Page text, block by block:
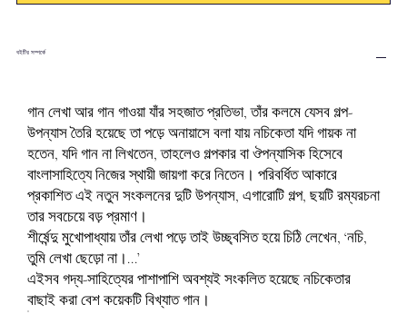
বইটির সম্পর্কে
গান লেখা আর গান গাওয়া যাঁর সহজাত প্রতিভা, তাঁর কলমে যেসব গল্প-
উপন্যাস তৈরি হয়েছে তা পড়ে অনায়াসে বলা যায় নচিকেতা যদি গায়ক না
হতেন, যদি গান না লিখতেন, তাহলেও গল্পকার বা ঔপন্যাসিক হিসেবে
বাংলাসাহিত্যে নিজের স্থায়ী জায়গা করে নিতেন। পরিবর্ধিত আকারে
প্রকাশিত এই নতুন সংকলনের দুটি উপন্যাস, এগারোটি গল্প, ছয়টি রম্যরচনা
তার সবচেয়ে বড় প্রমাণ।
শীর্ষেন্দু মুখোপাধ্যায় তাঁর লেখা পড়ে তাই উচ্ছ্বসিত হয়ে চিঠি লেখেন, ‘নচি,
তুমি লেখা ছেড়ো না।...’
এইসব গদ্য-সাহিত্যের পাশাপাশি অবশ্যই সংকলিত হয়েছে নচিকেতার
বাছাই করা বেশ কয়েকটি বিখ্যাত গান।